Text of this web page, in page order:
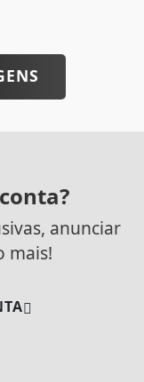
anunciar
mais!